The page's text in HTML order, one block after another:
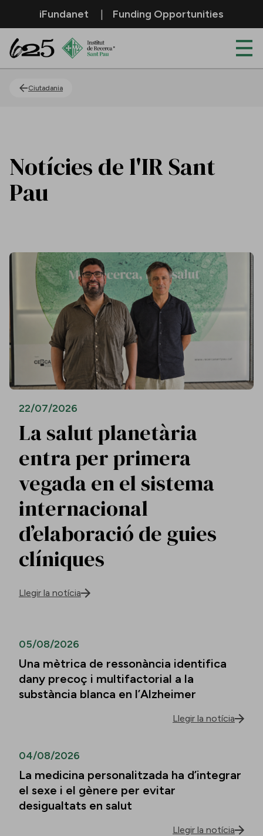
Salta al contingut principal
iFundanet Funding Opportunities
Ciutadania
Notícies de l'IR Sant
Pau
22/07/2026
La salut planetària
entra per primera
vegada en el sistema
internacional
d’elaboració de guies
clíniques
Llegir la notícia
05/08/2026
Una mètrica de ressonància identifica
dany precoç i multifactorial a la
substància blanca en l’Alzheimer
Llegir la notícia
04/08/2026
La medicina personalitzada ha d’integrar
el sexe i el gènere per evitar
desigualtats en salut
Llegir la notícia